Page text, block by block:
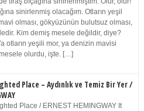
sinirlenmiş olacağım. Otların yeşil
olması, gökyüzünün bulutsuz olması,
Kim demiş mesele değildir, diye?
otların yeşili mor, ya denizin mavisi
mesele olurdu, işte. […]
Place – Aydınlık ve Temiz Bir Yer /
Place / ERNEST HEMINGWAY It